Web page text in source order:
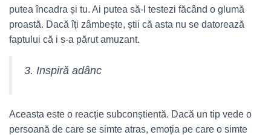
putea încadra și tu. Ai putea să-l testezi făcând o glumă
proastă. Dacă îți zâmbește, știi că asta nu se datorează
faptului că i s-a părut amuzant.
3. Inspiră adânc
Aceasta este o reacție subconștientă. Dacă un tip vede o
persoană de care se simte atras, emoția pe care o simte